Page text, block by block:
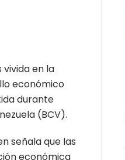
vivida en la
económico
durante
(BCV).
señala que las
económica